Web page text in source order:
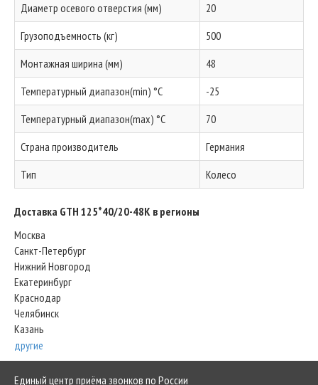
Диаметр осевого отверстия (мм)
20
Грузоподъемность (кг)
500
Монтажная ширина (мм)
48
Температурный диапазон(min) °C
-25
Температурный диапазон(max) °C
70
Страна производитель
Германия
Тип
Колесо
Доставка GTH 125*40/20-48K в регионы
Москва
Санкт-Петербург
Нижний Новгород
Екатеринбург
Краснодар
Челябинск
Казань
другие
Единый центр приёма звонков по России